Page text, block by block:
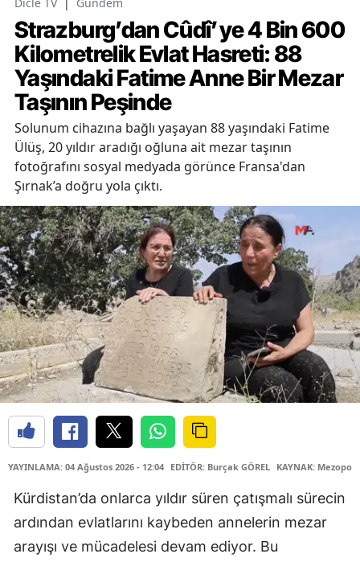
Strazburg’dan Cûdî’ye 4 Bin 600
Kilometrelik Evlat Hasreti: 88
Yaşındaki Fatime Anne Bir Mezar
Taşının Peşinde
Solunum cihazına bağlı yaşayan 88 yaşındaki Fatime
Ülüş, 20 yıldır aradığı oğluna ait mezar taşının
fotoğrafını sosyal medyada görünce Fransa'dan
Şırnak’a doğru yola çıktı.
YAYINLAMA: 04 Ağustos 2026 - 12:04 EDİTÖR: Burçak GÖREL KAYNAK:
Kürdistan’da onlarca yıldır süren çatışmalı sürecin
ardından evlatlarını kaybeden annelerin mezar
arayışı ve mücadelesi devam ediyor. Bu